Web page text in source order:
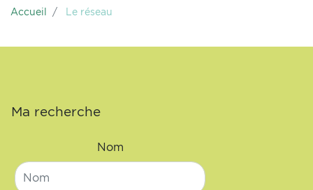
Accueil Le réseau
Ma recherche
Nom